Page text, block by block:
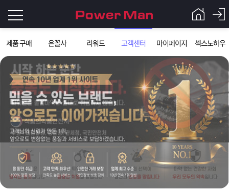
제품 구매 은꼴사 리워드 고객센터 마이페이지 섹스노하우
그
인
이
필
요
니
로
Q&A
파
워
제
입금확인이 안되는 상황을 대비해 꼭 입금후 고객센터 연락바랍니다.
[2026구정 연휴]설 연휴 배송 및 휴무 안내